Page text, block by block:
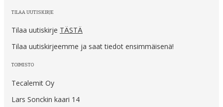
TILAA UUTISKIRJE
Tilaa uutiskirje TÄSTÄ
Tilaa uutiskirjeemme ja saat tiedot ensimmäisenä!
TOIMISTO
Tecalemit Oy
Lars Sonckin kaari 14